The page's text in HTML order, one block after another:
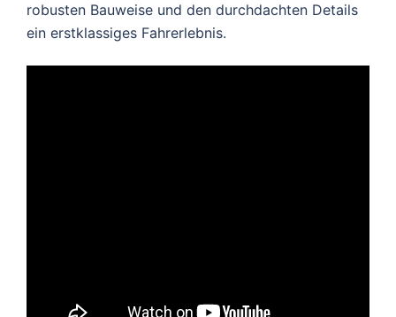
robusten Bauweise und den durchdachten Details
ein erstklassiges Fahrerlebnis.